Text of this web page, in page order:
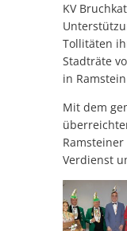
KV
Tollitäten
Stadträte
in
Mit dem
Verdienst